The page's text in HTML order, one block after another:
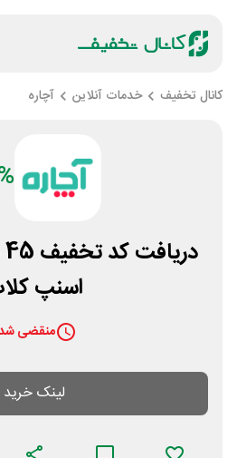
کانال تخفیف خدمات آنلاین آچاره
اسنپ
منقضی
لینک خرید